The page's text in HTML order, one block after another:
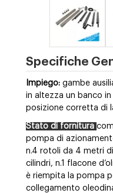
Specifiche
Impiego: gambe
in altezza un banco in
posizione corretta di
Stato di fornitura
pompa di
n.4 rotoli da 4 metri
cilindri, n.1 flacone
è riempita la pompa
collegamento